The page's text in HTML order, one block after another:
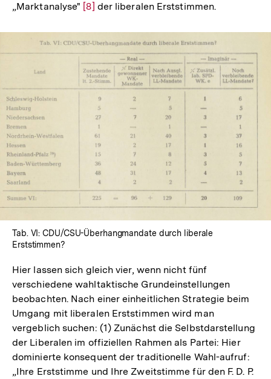
„Marktanalyse" Zur
Fußnote
[8] der liberalen Erststimmen.
In
Lightbox
öffnen
Tab. VI: CDU/CSU-Überhangmandate durch liberale
Erststimmen?
Hier lassen sich gleich vier, wenn nicht fünf
verschiedene wahltaktische Grundeinstellungen
beobachten. Nach einer einheitlichen Strategie beim
Umgang mit liberalen Erststimmen wird man
vergeblich suchen: (1) Zunächst die Selbstdarstellung
der Liberalen im offiziellen Rahmen als Partei: Hier
dominierte konsequent der traditionelle Wahl-aufruf:
„Ihre Erststimme und Ihre Zweitstimme für den F. D. P.